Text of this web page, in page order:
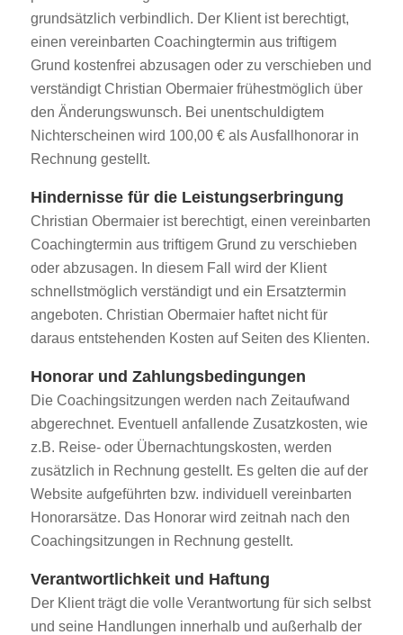
grundsätzlich verbindlich. Der Klient ist berechtigt,
einen vereinbarten Coachingtermin aus triftigem
Grund kostenfrei abzusagen oder zu verschieben und
verständigt Christian Obermaier frühestmöglich über
den Änderungswunsch. Bei unentschuldigtem
Nichterscheinen wird 100,00 € als Ausfallhonorar in
Rechnung gestellt.
Hindernisse für die Leistungserbringung
Christian Obermaier ist berechtigt, einen vereinbarten
Coachingtermin aus triftigem Grund zu verschieben
oder abzusagen. In diesem Fall wird der Klient
schnellstmöglich verständigt und ein Ersatztermin
angeboten. Christian Obermaier haftet nicht für
daraus entstehenden Kosten auf Seiten des Klienten.
Honorar und Zahlungsbedingungen
Die Coachingsitzungen werden nach Zeitaufwand
abgerechnet. Eventuell anfallende Zusatzkosten, wie
z.B. Reise- oder Übernachtungskosten, werden
zusätzlich in Rechnung gestellt. Es gelten die auf der
Website aufgeführten bzw. individuell vereinbarten
Honorarsätze. Das Honorar wird zeitnah nach den
Coachingsitzungen in Rechnung gestellt.
Verantwortlichkeit und Haftung
Der Klient trägt die volle Verantwortung für sich selbst
und seine Handlungen innerhalb und außerhalb der